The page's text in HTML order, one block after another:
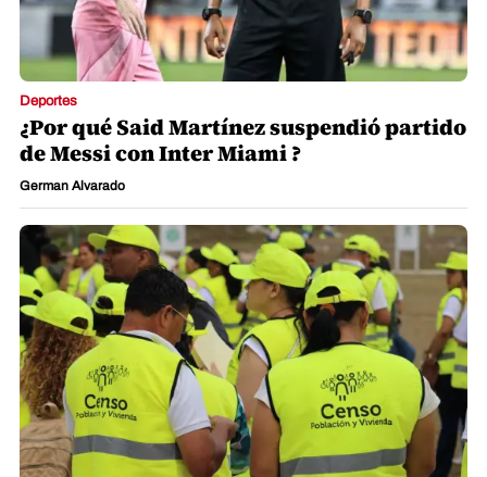
Deportes
¿Por qué Said Martínez suspendió partido
de Messi con Inter Miami ?
German Alvarado